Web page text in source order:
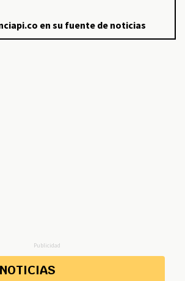
en su fuente de noticias
Publicidad